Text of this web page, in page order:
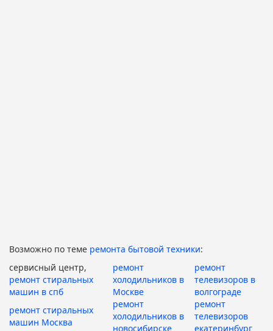
Возможно по теме ремонта бытовой техники:
сервисный центр,
ремонт стиральных
машин в спб
ремонт
холодильников в
Москве
ремонт
телевизоров в
волгограде
ремонт стиральных
машин Москва
ремонт
холодильников в
новосибирске
ремонт
телевизоров
екатеринбург